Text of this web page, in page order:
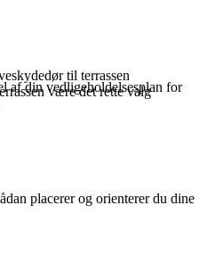
af din vedligeholdelsesplan for
placerer og orienterer du dine
til terrassen
være det rette valg